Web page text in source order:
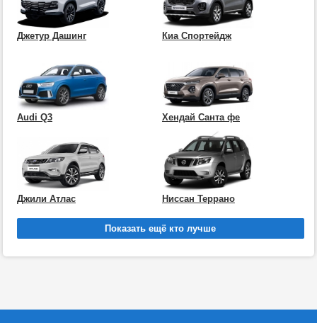
Джетур Дашинг Киа Спортейдж
Audi Q3 Хендай Санта фе
Джили Атлас Ниссан Террано